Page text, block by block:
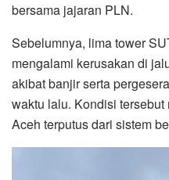
bersama jajaran PLN.
Sebelumnya, lima tower
mengalami kerusakan di
akibat banjir serta
waktu lalu. Kondisi
Aceh terputus dari sistem